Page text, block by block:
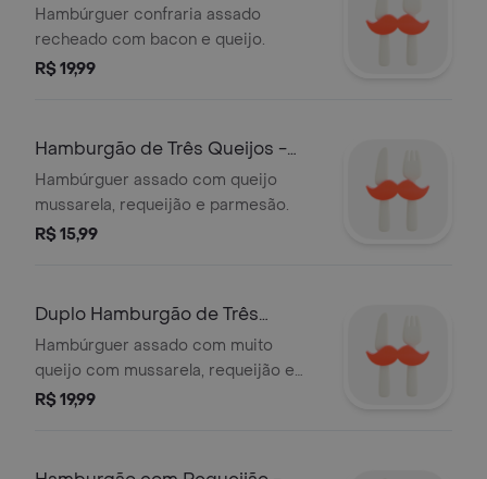
Hambúrguer confraria assado
recheado com bacon e queijo.
R$ 19,99
Hamburgão de Três Queijos -
180g
Hambúrguer assado com queijo
mussarela, requeijão e parmesão.
R$ 15,99
Duplo Hamburgão de Três
Queijos - 300g
Hambúrguer assado com muito
queijo com mussarela, requeijão e
parmesão e dois hambúrgueres.
R$ 19,99